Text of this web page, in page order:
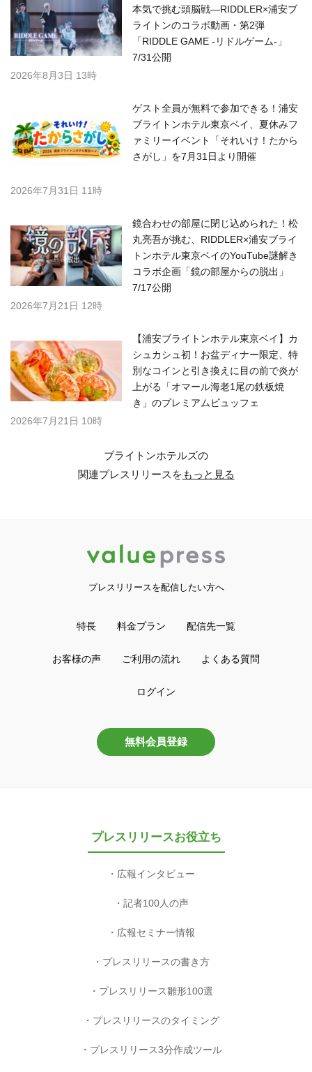
本気で挑む頭脳戦—RIDDLER×浦安ブ
ライトンのコラボ動画・第2弾
「RIDDLE GAME -リドルゲーム-」
7/31公開
2026年8月3日 13時
ゲスト全員が無料で参加できる！浦安
ブライトンホテル東京ベイ、夏休みフ
ァミリーイベント「それいけ！たから
さがし」を7月31日より開催
2026年7月31日 11時
鏡合わせの部屋に閉じ込められた！松
丸亮吾が挑む、RIDDLER×浦安ブライ
トンホテル東京ベイのYouTube謎解き
コラボ企画「鏡の部屋からの脱出」
7/17公開
2026年7月21日 12時
【浦安ブライトンホテル東京ベイ】カ
シュカシュ初！お盆ディナー限定、特
別なコインと引き換えに目の前で炎が
上がる「オマール海老1尾の鉄板焼
き」のプレミアムビュッフェ
2026年7月21日 10時
ブライトンホテルズの
関連プレスリリースをもっと見る
プレスリリースを配信したい方へ
特長 料金プラン 配信先一覧
お客様の声 ご利用の流れ よくある質問
ログイン
無料会員登録
プレスリリースお役立ち
広報インタビュー
記者100人の声
広報セミナー情報
プレスリリースの書き方
プレスリリース雛形100選
プレスリリースのタイミング
プレスリリース3分作成ツール